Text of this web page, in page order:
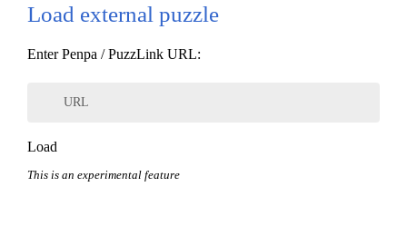
Load external puzzle
Enter Penpa / PuzzLink URL:
URL
Load
This is an experimental feature